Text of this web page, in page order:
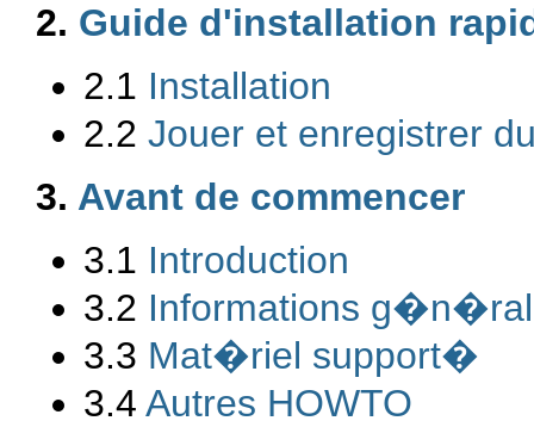
2. Guide d'installation
2.1 Installation
2.2 Jouer et enregistrer
3. Avant de commencer
3.1 Introduction
3.2 Informations
3.3 Mat�riel support�
3.4 Autres HOWTO